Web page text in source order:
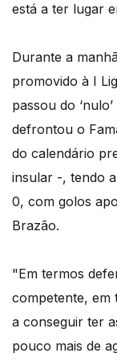
está a ter lugar
Durante a
promovido à I
passou do
defrontou o
do calendário
insular -, tendo
0, com golos
Brazão.
"Em termos
competente, em
a conseguir ter
pouco mais de